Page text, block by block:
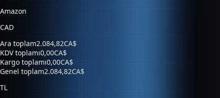
Amazon
CAD
Ara toplam2.084,82CA$
KDV toplamı0,00CA$
Kargo toplamı0,00CA$
Genel toplam2.084,82CA$
TL